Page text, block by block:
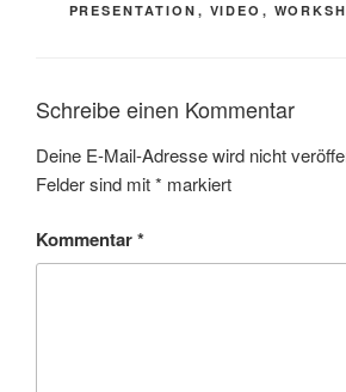
PRESENTATION , VIDEO ,
Schreibe einen Kommentar
Deine E-Mail-Adresse wird nicht
Felder sind mit* markiert
Kommentar*